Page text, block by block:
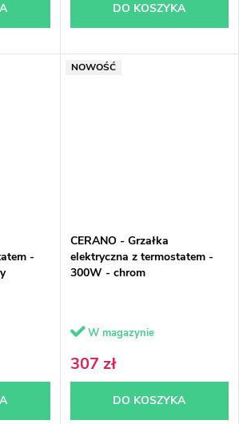
DO KOSZYKA
-
NOWOŚĆ
CERANO - Grzałka
elektryczna z termostatem -
300W - chrom
W magazynie
307 zł
DO KOSZYKA